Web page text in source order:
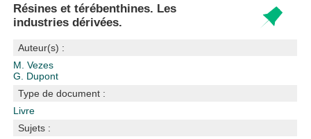
Résines et térébenthines. Les
industries dérivées.
Auteur(s) :
M. Vezes
G. Dupont
Type de document :
Livre
Sujets :